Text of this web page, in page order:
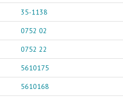
35-1138
0752 02
0752 22
5610175
5610168